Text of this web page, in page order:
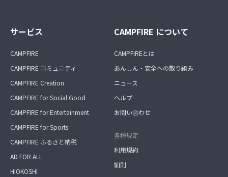
サービス
CAMPFIRE
CAMPFIRE コミュニティ
CAMPFIRE Creation
CAMPFIRE for Social Good
CAMPFIRE for Entertainment
CAMPFIRE for Sports
CAMPFIRE ふるさと納税
AD FOR ALL
HIOKOSHI
CAMPFIRE について
CAMPFIREとは
あんしん・安全への取り組み
ニュース
ヘルプ
お問い合わせ
各種規定
利用規約
細則